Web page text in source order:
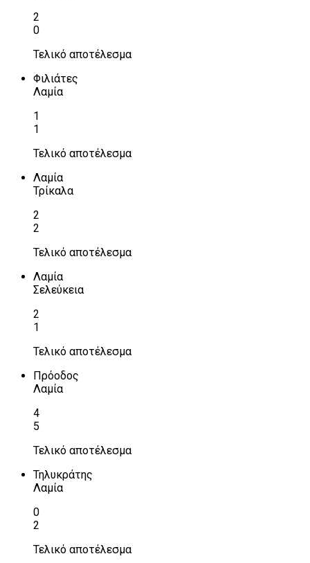
2
0
Τελικό αποτέλεσμα
Φιλιάτες
Λαμία
1
1
Τελικό αποτέλεσμα
Λαμία
Τρίκαλα
2
2
Τελικό αποτέλεσμα
Λαμία
Σελεύκεια
2
1
Τελικό αποτέλεσμα
Πρόοδος
Λαμία
4
5
Τελικό αποτέλεσμα
Τηλυκράτης
Λαμία
0
2
Τελικό αποτέλεσμα